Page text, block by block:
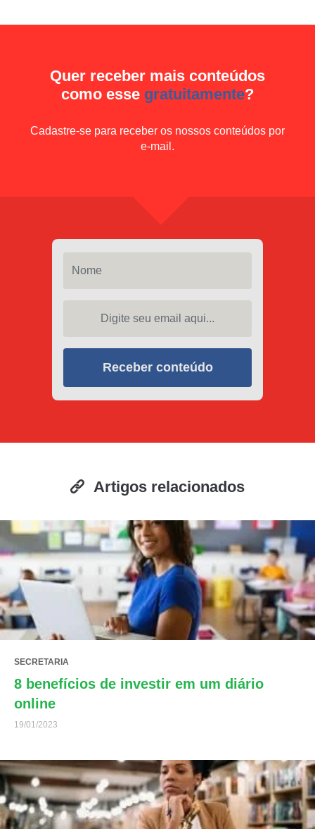
Quer receber mais conteúdos
como esse gratuitamente?
Cadastre-se para receber os nossos conteúdos por
e-mail.
Receber conteúdo
Artigos relacionados
SECRETARIA
8 benefícios de investir em um diário
online
19/01/2023